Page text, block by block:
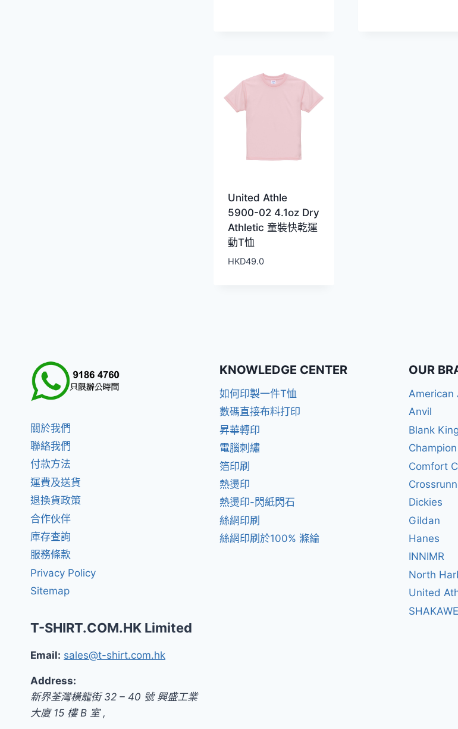
United Athle
5900-02 4.1oz Dry
Athletic 童裝快乾運
動T恤
HKD49.0
關於我們
聯絡我們
付款方法
運費及送貨
退換貨政策
合作伙伴
庫存查詢
服務條款
Privacy Policy
Sitemap
T-SHIRT.COM.HK Limited
Email: sales@t-shirt.com.hk
Address:
新界荃灣橫龍街 32 – 40 號 興盛工業
大廈 15 樓 B 室,
KNOWLEDGE CENTER
如何印製一件T恤
數碼直接布料打印
昇華轉印
電腦刺繡
箔印刷
熱燙印
熱燙印-閃紙閃石
絲網印刷
絲網印刷於100% 滌綸
OUR
American
Anvil
Blank King
Champion
Comfort
Dickies
Gildan
Hanes
INNIMR
North
United